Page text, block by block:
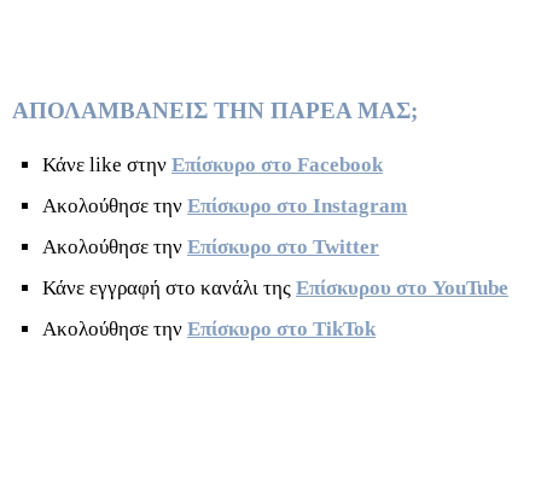
ΑΠΟΛΑΜΒΑΝΕΙΣ ΤΗΝ ΠΑΡΕΑ ΜΑΣ;
Κάνε like στην Επίσκυρο στο Facebook
Ακολούθησε την Επίσκυρο στο Instagram
Ακολούθησε την Επίσκυρο στο Twitter
Κάνε εγγραφή στο κανάλι της Επίσκυρου στο YouTube
Ακολούθησε την Επίσκυρο στο TikTok